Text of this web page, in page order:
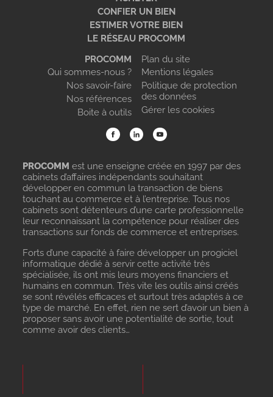
CONFIER UN BIEN
ESTIMER VOTRE BIEN
LE RÉSEAU PROCOMM
PROCOMM
Qui sommes-nous ?
Nos savoir-faire
Nos références
Boite à outils
Plan du site
Mentions légales
Politique de protection
des données
Gérer les cookies
PROCOMM est une enseigne créée en 1997 par des
cabinets d’affaires indépendants souhaitant
développer en commun la transaction de biens
touchant au commerce et à l’entreprise. Tous nos
cabinets sont détenteurs d’une carte professionnelle
leur reconnaissant la compétence pour réaliser des
transactions sur fonds de commerce et entreprises.
Forts d’une capacité à faire développer un progiciel
informatique dédié à servir cette activité très
spécialisée, ils ont mis leurs moyens financiers et
humains en commun. Très vite les outils ainsi créés
se sont révélés efficaces et surtout très adaptés à ce
type de marché. En effet, rien ne sert d’avoir un bien à
proposer sans avoir une potentialité de sortie, tout
comme avoir des clients…